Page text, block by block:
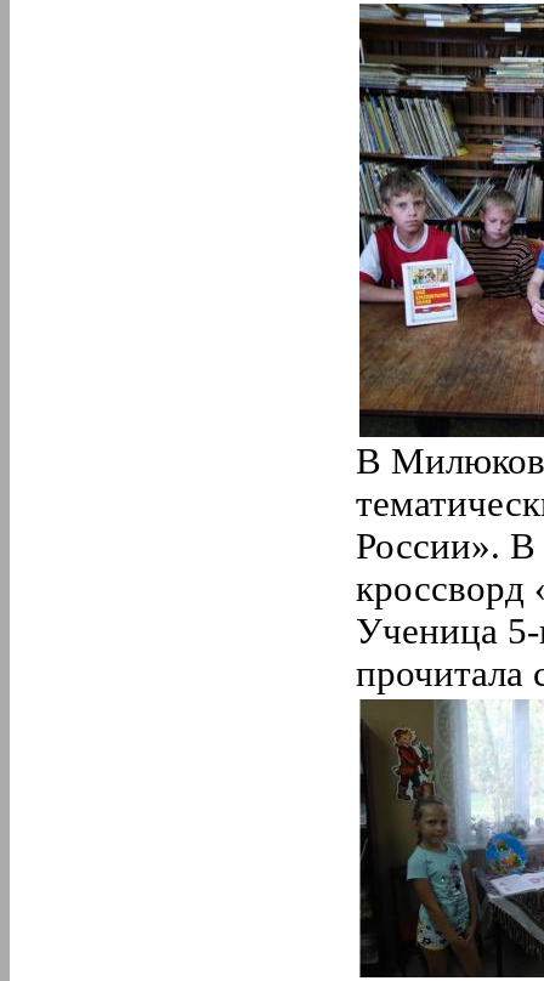
В
России». В
кроссворд
Ученица 5-
прочитала